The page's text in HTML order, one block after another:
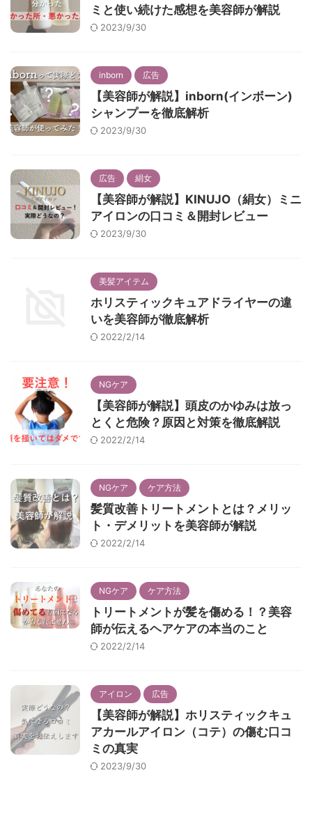
ミと使い続けた感想を美容師が解説
2023/9/30
inborn 広告
【美容師が解説】inborn(インボーン)
シャンプーを徹底解析
2023/9/30
広告 絹女
【美容師が解説】KINUJO（絹女）ミニ
アイロンの口コミ＆開封レビュー
2023/9/30
美髪アイテム
ホリスティックキュアドライヤーの違
いを美容師が徹底解析
2022/2/14
NGケア
【美容師が解説】頭皮のかゆみは放っ
とくと危険？原因と対策を徹底解説
2022/2/14
NGケア ケア方法
髪質改善トリートメントとは？メリッ
ト・デメリットを美容師が解説
2022/2/14
NGケア ケア方法
トリートメントが髪を傷める！？美容
師が伝えるヘアケアの本当のこと
2022/2/14
アイロン 広告
【美容師が解説】ホリスティックキュ
アカールアイロン（コテ）の傷む口コ
ミの真実
2023/9/30